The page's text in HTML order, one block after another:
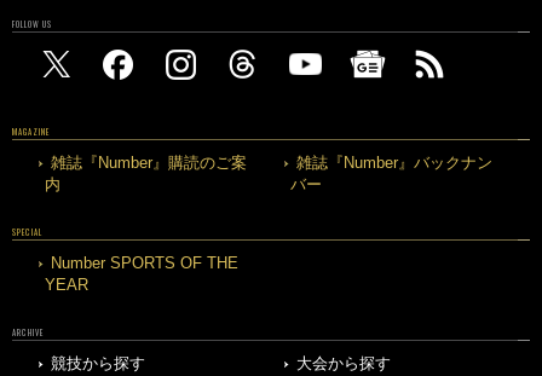
FOLLOW US
MAGAZINE
雑誌『Number』購読のご案
内
雑誌『Number』バックナン
バー
SPECIAL
Number SPORTS OF THE
YEAR
ARCHIVE
競技から探す
大会から探す